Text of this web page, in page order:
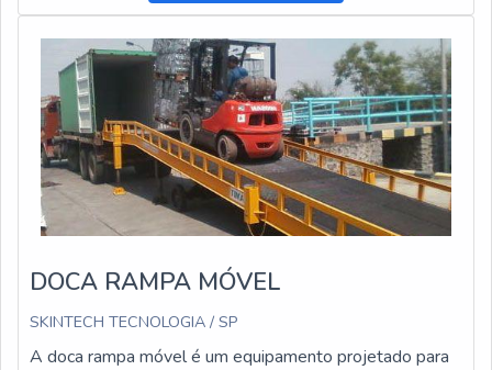
DOCA RAMPA MÓVEL
SKINTECH TECNOLOGIA / SP
A doca rampa móvel é um equipamento projetado para